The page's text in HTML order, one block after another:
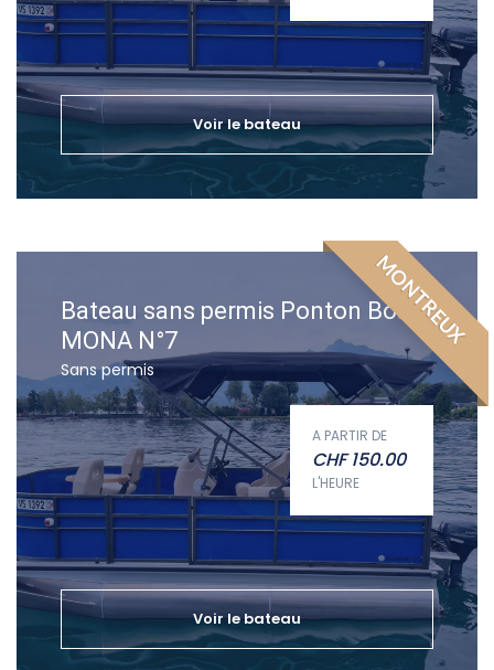
Voir le bateau
MONTREUX
Bateau sans permis Ponton Boat
MONA N°7
Sans permis
A PARTIR DE
CHF150.00
L'HEURE
Voir le bateau